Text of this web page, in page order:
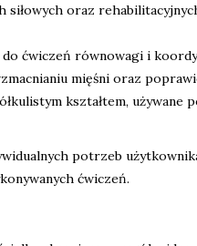
siłowych oraz
ćwiczeń równowagi i
mięśni oraz
kształtem,
potrzeb
ćwiczeń.